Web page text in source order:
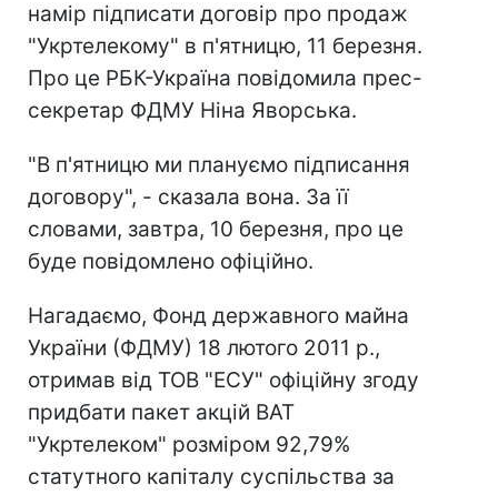
намір підписати договір про продаж
"Укртелекому" в п'ятницю, 11 березня.
Про це РБК-Україна повідомила прес-
секретар ФДМУ Ніна Яворська.
"В п'ятницю ми плануємо підписання
договору", - сказала вона. За її
словами, завтра, 10 березня, про це
буде повідомлено офіційно.
Нагадаємо, Фонд державного майна
України (ФДМУ) 18 лютого 2011 р.,
отримав від ТОВ "ЕСУ" офіційну згоду
придбати пакет акцій ВАТ
"Укртелеком" розміром 92,79%
статутного капіталу суспільства за